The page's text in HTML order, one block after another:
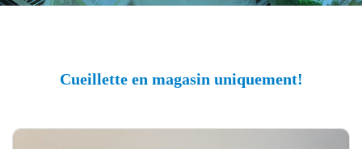
Cueillette en magasin uniquement!